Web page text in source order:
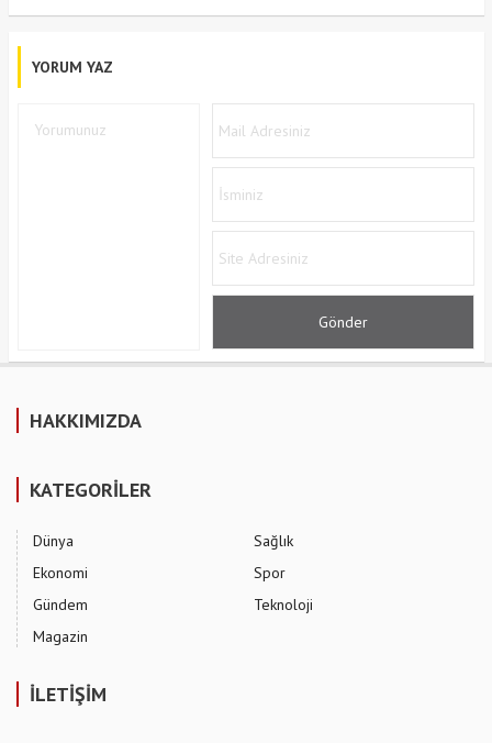
YORUM YAZ
HAKKIMIZDA
KATEGORİLER
Dünya
Ekonomi
Gündem
Magazin
Sağlık
Spor
Teknoloji
İLETİŞİM